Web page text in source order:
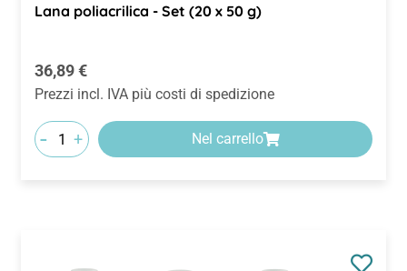
Lana poliacrilica - Set (20 x 50 g)
Prezzo normale:
36,89 €
Prezzi incl. IVA più costi di spedizione
- + Nel carrello